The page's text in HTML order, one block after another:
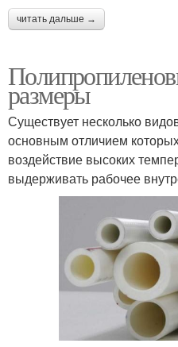
читать дальше →
размеры
Существует несколько
основным отличием
воздействие высоких
выдерживать рабочее